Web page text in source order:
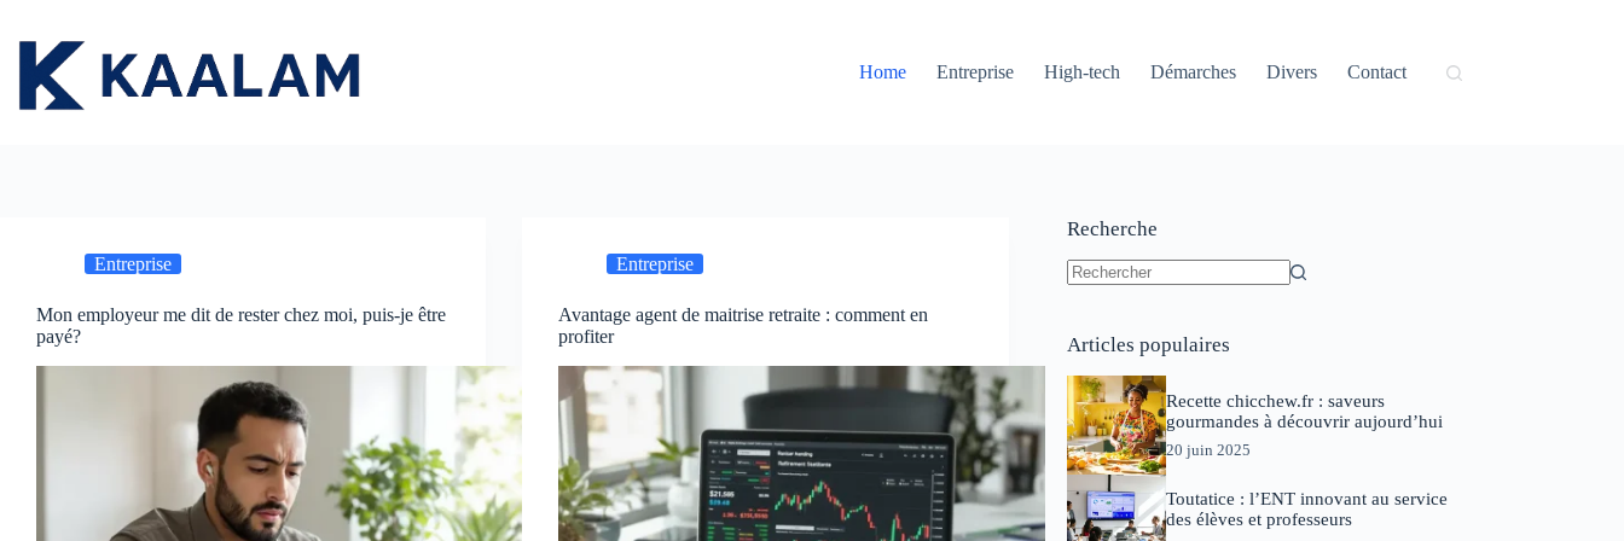
contenu
Home
Entreprise High-tech Démarches Divers Contact
Entreprise
Mon employeur me dit de rester chez moi, puis-je être
payé?
Entreprise
Avantage agent de maitrise retraite : comment en
profiter
Recherche
Articles populaires
Recette chicchew.fr : saveurs
gourmandes à découvrir aujourd’hui
20 juin 2025
Toutatice : l’ENT innovant au service
des élèves et professeurs